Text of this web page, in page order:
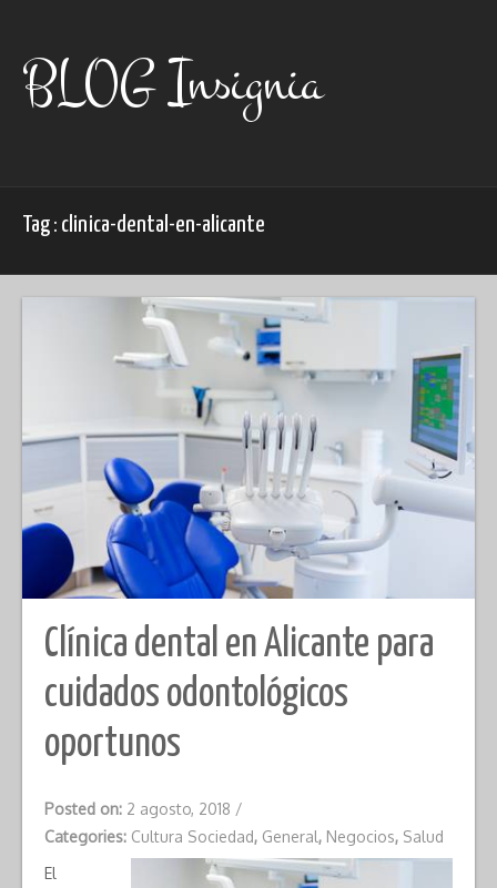
contentBLOG Insignia
Tag : clinica-dental-en-alicante
Clínica dental en Alicante para
cuidados odontológicos
oportunos
Posted on: 2 agosto, 2018 /
Categories: Cultura Sociedad, General, Negocios, Salud
El